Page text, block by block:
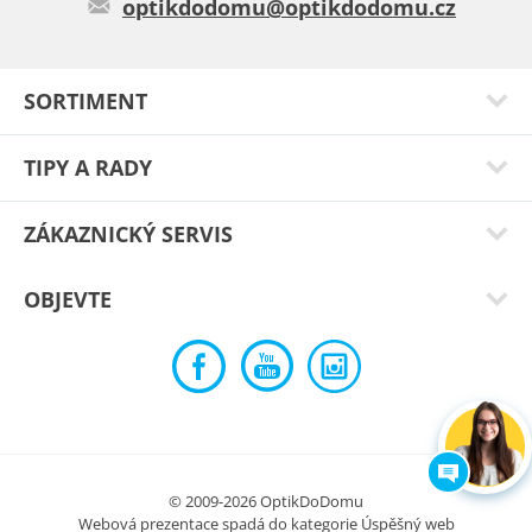
SORTIMENT
TIPY A RADY
ZÁKAZNICKÝ SERVIS
OBJEVTE
optikdodomu@optikdodomu.cz
© 2009-2026 OptikDoDomu
Webová prezentace spadá do kategorie Úspěšný web